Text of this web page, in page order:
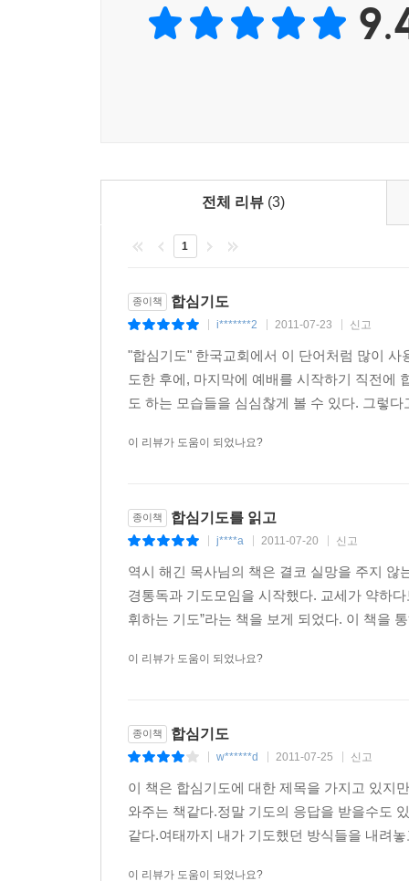
전체 리뷰 (3)
1
종이책 합심기도
i*******2 2011-07-23 신고
"합심기도" 한국교회에서 이 단어처럼 많이
도한 후에, 마지막에 예배를 시작하기 직전에
도 하는 모습들을 심심찮게 볼 수 있다. 그렇
이 리뷰가 도움이 되었나요?
종이책 합심기도를 읽고
j****a 2011-07-20 신고
역시 해긴 목사님의 책은 결코 실망을 주지
경통독과 기도모임을 시작했다. 교세가 약하
휘하는 기도”라는 책을 보게 되었다. 이 책을
이 리뷰가 도움이 되었나요?
종이책 합심기도
w******d 2011-07-25 신고
이 책은 합심기도에 대한 제목을 가지고 있지
와주는 책같다.정말 기도의 응답을 받을수도
같다.여태까지 내가 기도했던 방식들을 내려
이 리뷰가 도움이 되었나요?